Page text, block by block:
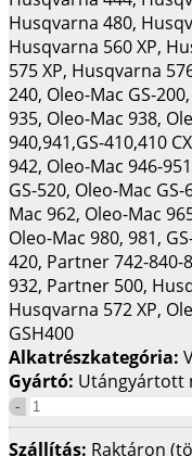
Husqvarna 480,
Husqvarna 560 XP,
575 XP, Husqvarna
240, Oleo-Mac GS-
935, Oleo-Mac 938,
940,941,GS-410,410
942, Oleo-Mac 946-
GS-520, Oleo-Mac
Mac 962, Oleo-Mac
Oleo-Mac 980, 981,
420, Partner 742-840-
932, Partner 500,
Husqvarna 572 XP,
GSH400
Alkatrészkategória:
Gyártó: Utángyártott
Szállítás: Raktáron